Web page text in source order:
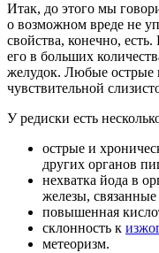
Итак, до этого мы
о возможном вреде не
свойства, конечно,
его в больших
желудок. Любые острые
чувствительной
У редиски есть
острые и
других органов
нехватка йода в
железы,
повышенная
склонность к
метеоризм.